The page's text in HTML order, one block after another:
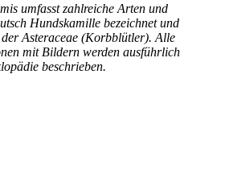
umfasst zahlreiche Arten und
Hundskamille bezeichnet und
Asteraceae (Korbblütler). Alle
mit Bildern werden ausführlich
beschrieben.